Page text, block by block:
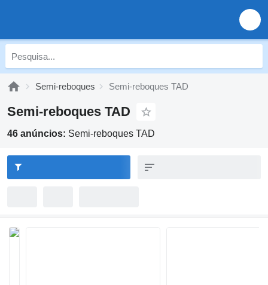
Semi-reboques Semi-reboques TAD
Semi-reboques TAD
46 anúncios: Semi-reboques TAD